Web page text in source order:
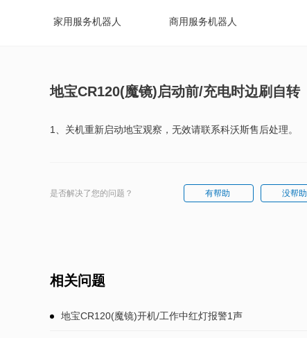
家用服务机器人 商用服务机器人
地宝CR120(魔镜)启动前/充电时边刷自转
1、关机重新启动地宝观察，无效请联系科沃斯售后处理。
是否解决了您的问题？ 有帮助 没帮助
相关问题
地宝CR120(魔镜)开机/工作中红灯报警1声